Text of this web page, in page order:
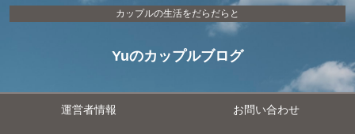
カップルの生活をだらだらと
Yuのカップルブログ
運営者情報 お問い合わせ